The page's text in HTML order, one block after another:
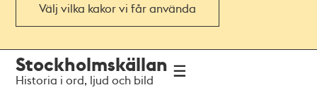
Välj vilka kakor vi får använda
navigationen
huvudinnehållet
Stockholmskällan
Historia i ord, ljud och bild